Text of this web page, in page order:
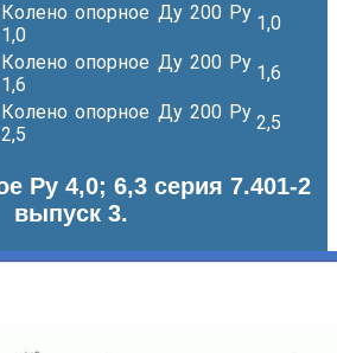
Колено опорное Ду 200 Ру
1,0
1,0
Колено опорное Ду 200 Ру
1,6
1,6
Колено опорное Ду 200 Ру
2,5
2,5
Ру 4,0; 6,3 серия 7.401-2
выпуск 3.